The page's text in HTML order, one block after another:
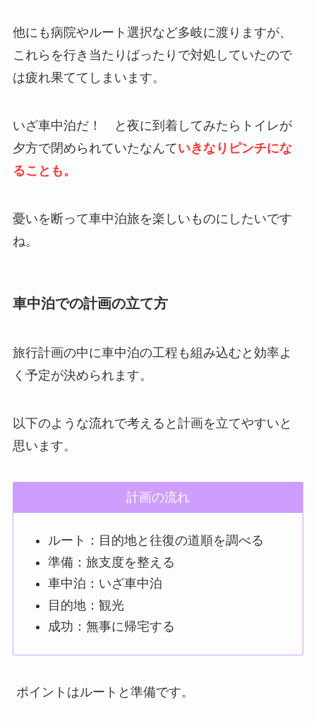
他にも病院やルート選択など多岐に渡りますが、
これらを行き当たりばったりで対処していたので
は疲れ果ててしまいます。
いざ車中泊だ！ と夜に到着してみたらトイレが
夕方で閉められていたなんていきなりピンチにな
ることも。
憂いを断って車中泊旅を楽しいものにしたいです
ね。
車中泊での計画の立て方
旅行計画の中に車中泊の工程も組み込むと効率よ
く予定が決められます。
以下のような流れで考えると計画を立てやすいと
思います。
計画の流れ
ルート：目的地と往復の道順を調べる
準備：旅支度を整える
車中泊：いざ車中泊
目的地：観光
成功：無事に帰宅する
ポイントはルートと準備です。